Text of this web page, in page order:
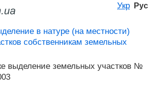
Укр Рус
в натуре (на местности)
собственникам земельных
выделение земельных участков №